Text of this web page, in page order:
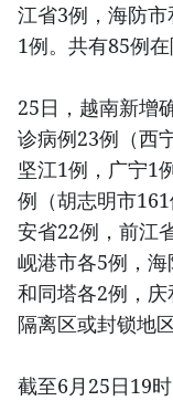
江省3例，海防
1例。共有85例在
25日，越南新增
诊病例23例（西
坚江1例，广宁1
例（胡志明市
安省22例，前江
岘港市各5例，
和同塔各2例，
隔离区或封锁地
截至6月25日19